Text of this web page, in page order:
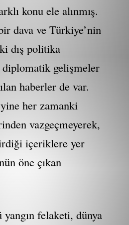
konu ele alınmış.
dava ve Türkiye’nin
dış politika
gelişmeler
haberler de var.
her zamanki
vazgeçmeyerek,
içeriklere yer
öne çıkan
felaketi, dünya